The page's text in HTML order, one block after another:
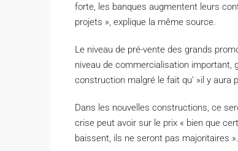
forte, les banques augmentent leurs
projets », explique la même source.
Le niveau de pré-vente des grands
niveau de commercialisation important,
construction malgré le fait qu’ »il y aura
Dans les nouvelles constructions, ce
crise peut avoir sur le prix « bien que
baissent, ils ne seront pas majoritaires ».